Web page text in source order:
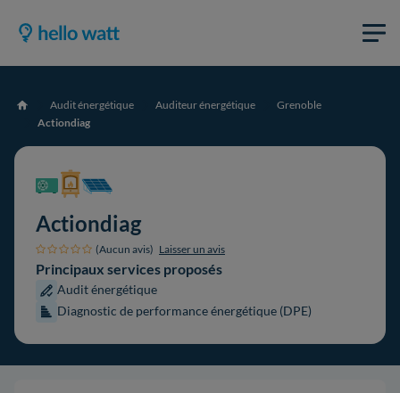
Accueil Audit énergétique Auditeur énergétique
Grenoble
Actiondiag
Actiondiag
(Aucun avis) Laisser un avis
Principaux services proposés
Audit énergétique
Diagnostic de performance énergétique (DPE)